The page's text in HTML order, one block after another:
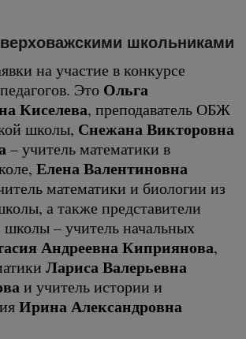
школьниками
на участие в конкурсе
Это Ольга
Киселева, преподаватель ОБЖ
школы, Снежана Викторовна
– учитель математики в
Елена Валентиновна
математики и биологии из
а также представители
– учитель начальных
Андреевна Киприянова,
Лариса Валерьевна
и учитель истории и
Ирина Александровна